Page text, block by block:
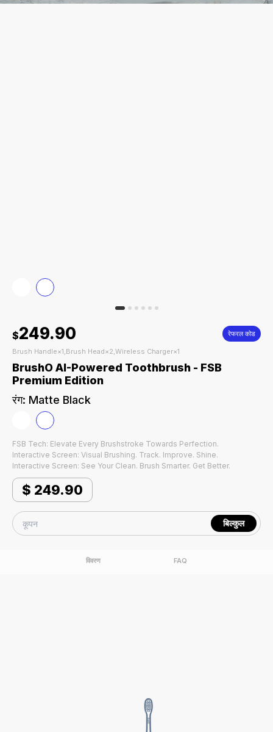
$249.90 रेफरल कोड
Brush Handle×1,Brush Head×2,Wireless Charger×1
BrushO AI-Powered Toothbrush - FSB
Premium Edition
रंग: Matte Black
FSB Tech: Elevate Every Brushstroke Towards Perfection.
Interactive Screen: Visual Brushing. Track. Improve. Shine.
Interactive Screen: See Your Clean. Brush Smarter. Get Better.
$ 249.90
बिल्कुल
विवरण FAQ